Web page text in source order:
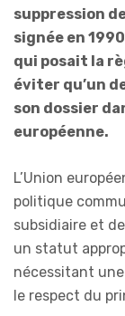
suppression
signée en
qui posait la
éviter qu’un
son dossier
européenne.
L’Union
politique
subsidiaire et
un statut
nécessitant
le respect du